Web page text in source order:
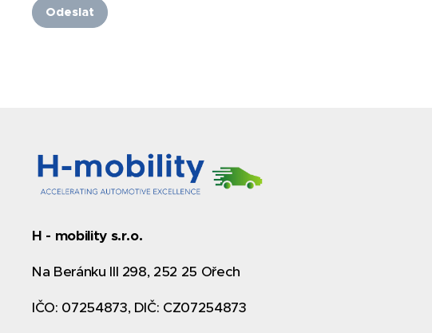
Odeslat
H - mobility s.r.o.
Na Beránku III 298, 252 25 Ořech
IČO: 07254873, DIČ: CZ07254873